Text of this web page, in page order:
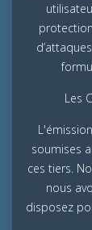
Les
soumises
ces tiers.
nous
disposez